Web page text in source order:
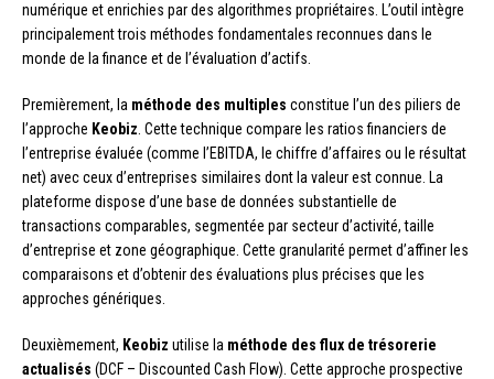
numérique et enrichies par des algorithmes propriétaires. L’outil intègre
principalement trois méthodes fondamentales reconnues dans le
monde de la finance et de l’évaluation d’actifs.
Premièrement, la méthode des multiples constitue l’un des piliers de
l’approche Keobiz . Cette technique compare les ratios financiers de
l’entreprise évaluée (comme l’EBITDA, le chiffre d’affaires ou le résultat
net) avec ceux d’entreprises similaires dont la valeur est connue. La
plateforme dispose d’une base de données substantielle de
transactions comparables, segmentée par secteur d’activité, taille
d’entreprise et zone géographique. Cette granularité permet d’affiner les
comparaisons et d’obtenir des évaluations plus précises que les
approches génériques.
Deuxièmement, Keobiz utilise la méthode des flux de trésorerie
actualisés (DCF – Discounted Cash Flow). Cette approche prospective